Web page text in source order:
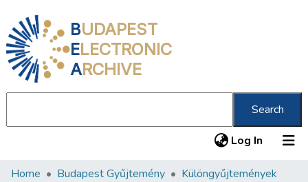
BUDAPEST
ELECTRONIC
ARCHIVE
Search
Log In (current)
Communities & Collections
Home Budapest Gyűjtemény
Különgyűjtemények